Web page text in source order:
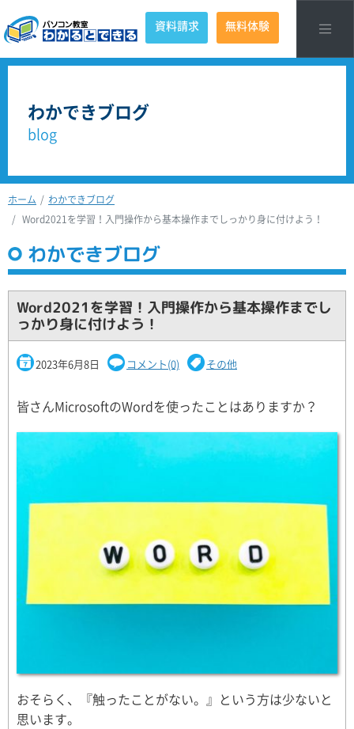
資料請求 無料体験
わかできブログ
blog
ホーム
わかできブログ
Word2021を学習！入門操作から基本操作までしっかり身に付けよう！
わかできブログ
Word2021を学習！入門操作から基本操作までし
っかり身に付けよう！
2023年6月8日 コメント(0) その他
皆さんMicrosoftのWordを使ったことはありますか？
おそらく、『触ったことがない。』という方は少ないと
思います。